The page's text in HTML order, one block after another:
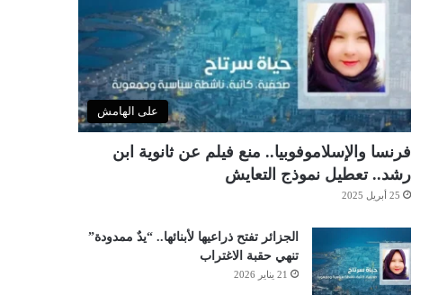
على الهامش
فرنسا والإسلاموفوبيا.. منع فيلم عن ثانوية ابن
رشد.. تعطيل نموذج التعايش
25 أبريل 2025
الجزائر تفتح ذراعيها لأبنائها.. “يدٌ ممدودة”
تنهي حقبة الاغتراب
21 يناير 2026